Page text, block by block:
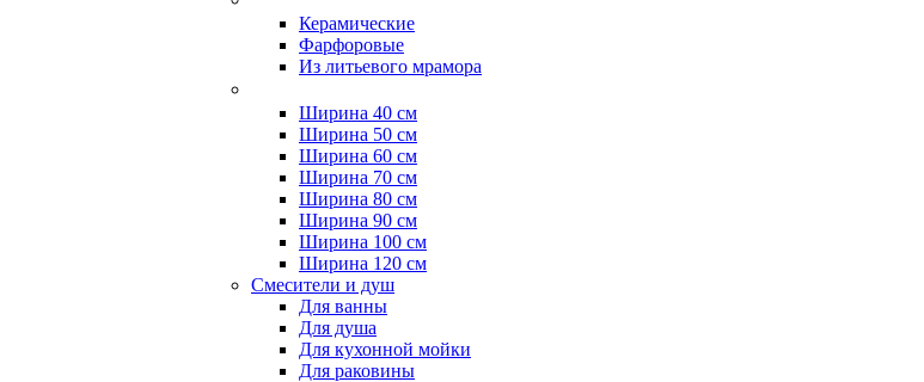
Керамические
Фарфоровые
Из литьевого мрамора
Ширина 40 см
Ширина 50 см
Ширина 60 см
Ширина 70 см
Ширина 80 см
Ширина 90 см
Ширина 100 см
Ширина 120 см
Смесители и душ
Для ванны
Для душа
Для кухонной мойки
Для раковины